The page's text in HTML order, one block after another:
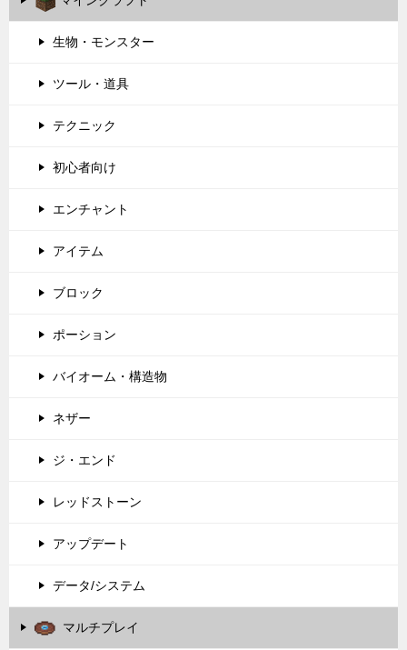
生物・モンスター
ツール・道具
テクニック
初心者向け
エンチャント
アイテム
ブロック
ポーション
バイオーム・構造物
ネザー
ジ・エンド
レッドストーン
アップデート
データ/システム
マルチプレイ